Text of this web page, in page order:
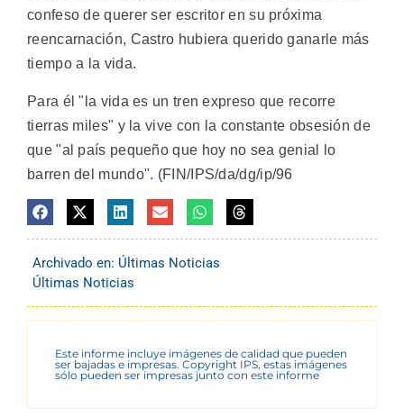
confeso de querer ser escritor en su próxima
reencarnación, Castro hubiera querido ganarle más
tiempo a la vida.
Para él "la vida es un tren expreso que recorre
tierras miles" y la vive con la constante obsesión de
que "al país pequeño que hoy no sea genial lo
barren del mundo". (FIN/IPS/da/dg/ip/96
Archivado en: Últimas Noticias
Últimas Noticias
Este informe incluye imágenes de calidad que pueden
ser bajadas e impresas. Copyright IPS, estas imágenes
sólo pueden ser impresas junto con este informe